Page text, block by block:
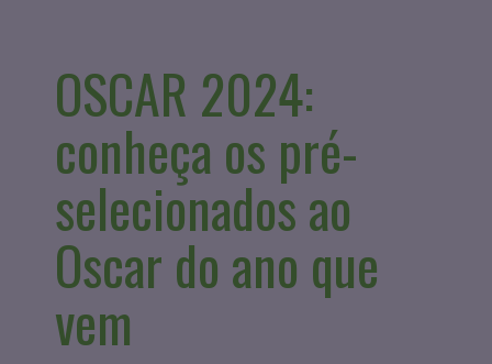
OSCAR 2024:
conheça os pré-
selecionados ao
Oscar do ano que
vem